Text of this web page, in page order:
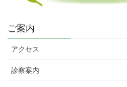
ご案内
アクセス
診察案内